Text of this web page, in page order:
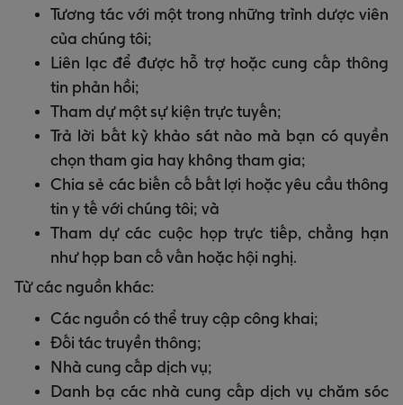
Tương tác với một trong những trình dược viên
của chúng tôi;
Liên lạc để được hỗ trợ hoặc cung cấp thông
tin phản hồi;
Tham dự một sự kiện trực tuyến;
Trả lời bất kỳ khảo sát nào mà bạn có quyền
chọn tham gia hay không tham gia;
Chia sẻ các biến cố bất lợi hoặc yêu cầu thông
tin y tế với chúng tôi; và
Tham dự các cuộc họp trực tiếp, chẳng hạn
như họp ban cố vấn hoặc hội nghị.
Từ các nguồn khác:
Các nguồn có thể truy cập công khai;
Đối tác truyền thông;
Nhà cung cấp dịch vụ;
Danh bạ các nhà cung cấp dịch vụ chăm sóc